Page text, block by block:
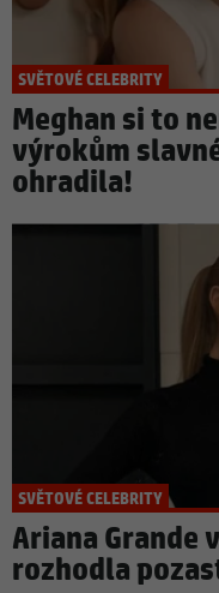
SVĚTOVÉ CELEBRITY
Meghan si to
výrokům
ohradila!
SVĚTOVÉ CELEBRITY
Ariana Grande
rozhodla